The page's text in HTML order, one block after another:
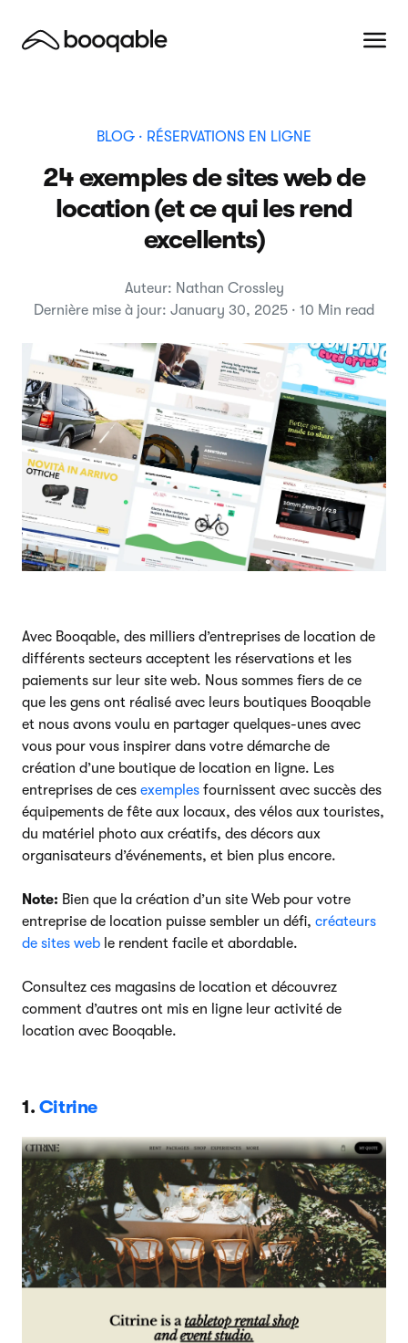
BLOG · RÉSERVATIONS EN LIGNE
24 exemples de sites web de
location (et ce qui les rend
excellents)
Auteur: Nathan Crossley
Dernière mise à jour: January 30, 2025 · 10 Min read
Avec Booqable, des milliers d’entreprises de location de
différents secteurs acceptent les réservations et les
paiements sur leur site web. Nous sommes fiers de ce
que les gens ont réalisé avec leurs boutiques Booqable
et nous avons voulu en partager quelques-unes avec
vous pour vous inspirer dans votre démarche de
création d’une boutique de location en ligne. Les
entreprises de ces exemples fournissent avec succès des
équipements de fête aux locaux, des vélos aux touristes,
du matériel photo aux créatifs, des décors aux
organisateurs d’événements, et bien plus encore.
Note: Bien que la création d’un site Web pour votre
entreprise de location puisse sembler un défi, créateurs
de sites web le rendent facile et abordable.
Consultez ces magasins de location et découvrez
comment d’autres ont mis en ligne leur activité de
location avec Booqable.
1. Citrine